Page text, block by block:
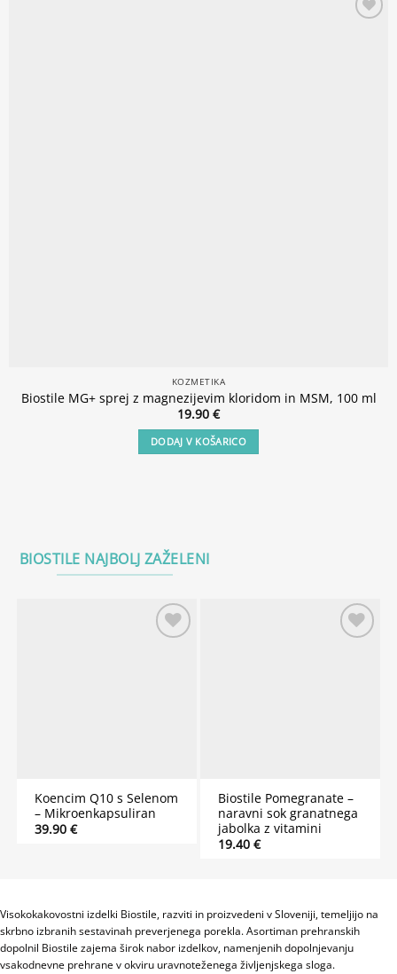
KOZMETIKA
Biostile MG+ sprej z magnezijevim kloridom in MSM, 100 ml
19.90 €
DODAJ V KOŠARICO
BIOSTILE NAJBOLJ ZAŽELENI
Koencim Q10 s Selenom
– Mikroenkapsuliran
39.90 €
Biostile Pomegranate –
naravni sok granatnega
jabolka z vitamini
19.40 €
Visokokakovostni izdelki Biostile, razviti in proizvedeni v Sloveniji, temeljijo na
skrbno izbranih sestavinah preverjenega porekla. Asortiman prehranskih
dopolnil Biostile zajema širok nabor izdelkov, namenjenih dopolnjevanju
vsakodnevne prehrane v okviru uravnoteženega življenjskega sloga.